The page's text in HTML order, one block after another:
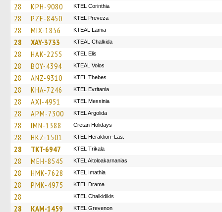
28 KPH-9080 KTEL Corinthia
28 PZE-8450 KTEL Preveza
28 MIX-1856 KTEAL Lamia
28 XAY-3733 KTEAL Chalkida
28 HAK-2255 KTEL Elis
28 BOY-4394 KTEAL Volos
28 ANZ-9310 KTEL Thebes
28 KHA-7246 ΚΤΕL Evritania
28 AXI-4951 KTEL Messinia
28 APM-7300 KTEL Argolida
28 IMN-1388 Cretan Holidays
28 HKZ-1501 KTEL Heraklion–Las.
28 TKT-6947 ΚΤΕL Τrikala
28 MEH-8545 KTEL Aitoloakarnanias
28 HMK-7628 KTEL Imathia
28 PMK-4975 KTEL Drama
28 ΚΤΕL Chalkidikis
28 KAM-1459 ΚΤΕL Grevenon